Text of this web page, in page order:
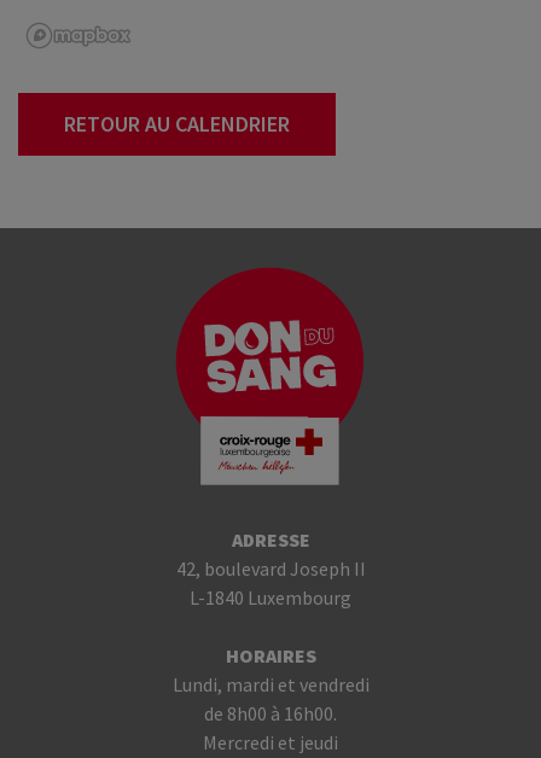
RETOUR AU CALENDRIER
ADRESSE
42, boulevard Joseph II
L-1840 Luxembourg
HORAIRES
Lundi, mardi et vendredi
de 8h00 à 16h00.
Mercredi et jeudi